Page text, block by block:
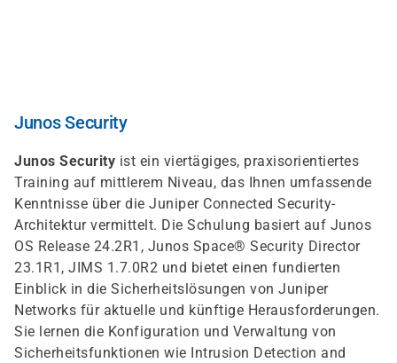
Junos Security
Junos Security ist ein viertägiges, praxisorientiertes
Training auf mittlerem Niveau, das Ihnen umfassende
Kenntnisse über die Juniper Connected Security-
Architektur vermittelt. Die Schulung basiert auf Junos
OS Release 24.2R1, Junos Space® Security Director
23.1R1, JIMS 1.7.0R2 und bietet einen fundierten
Einblick in die Sicherheitslösungen von Juniper
Networks für aktuelle und künftige Herausforderungen.
Sie lernen die Konfiguration und Verwaltung von
Sicherheitsfunktionen wie Intrusion Detection and